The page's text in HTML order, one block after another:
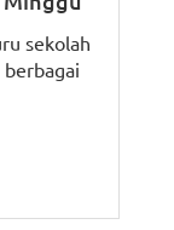
sekolah